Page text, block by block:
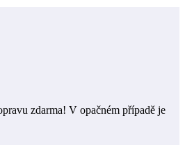
zdarma! V opačném případě je